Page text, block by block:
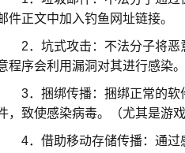
件正文中加入钓鱼网址链接。
2．坑式攻击：不法分子将恶
程序会利用漏洞对其进行感染。
3．捆绑传播：捆绑正常的软
，致使感染病毒。（尤其是游戏
4．借助移动存储传播：通过感